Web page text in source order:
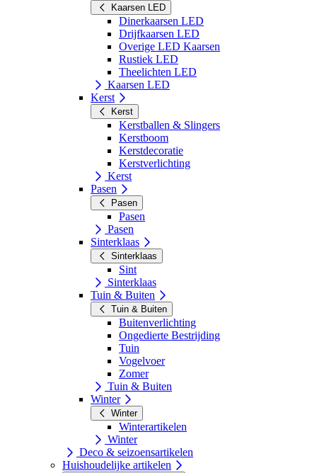
Kaarsen LED
Dinerkaarsen LED
Drijfkaarsen LED
Overige LED Kaarsen
Rustiek LED
Theelichten LED
Kaarsen LED
Kerst
Kerst
Kerstballen & Slingers
Kerstboom
Kerstdecoratie
Kerstverlichting
Kerst
Pasen
Pasen
Pasen
Pasen
Sinterklaas
Sinterklaas
Sint
Sinterklaas
Tuin & Buiten
Tuin & Buiten
Buitenverlichting
Ongedierte Bestrijding
Tuin
Vogelvoer
Zomer
Tuin & Buiten
Winter
Winter
Winterartikelen
Winter
Deco & seizoensartikelen
Huishoudelijke artikelen